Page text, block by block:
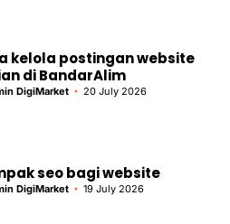
kelola postingan website
di BandarAlim
DigiMarket 20 July 2026
seo bagi website
DigiMarket 19 July 2026